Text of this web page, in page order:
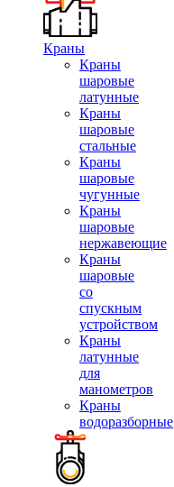
Краны
Краны
шаровые
латунные
Краны
шаровые
стальные
Краны
шаровые
чугунные
Краны
шаровые
нержавеющие
Краны
шаровые
со
спускным
устройством
Краны
латунные
для
манометров
Краны
водоразборные